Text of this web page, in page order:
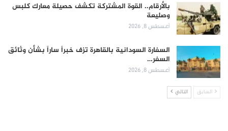
بالأرقام.. القوة المشتركة تكشف حصيلة معارك كلبس
وصليعة
أغسطس 8, 2026
السفارة السودانية بالقاهرة تزف خبراً ساراً بشأن وثائق
السفر…
أغسطس 8, 2026
السابق التالي